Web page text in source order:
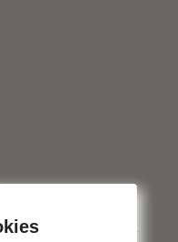
Fleisch direkt vom
Fleisch zu essen -